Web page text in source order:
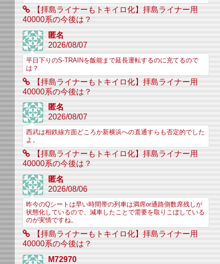
【拝島ライナーもトキイロ化】拝島ライナー用
40000系の今後は？
匿名
2026/08/07
平日下りのS-TRAINを飯能まで延長運転するのに充てるので
は？
【拝島ライナーもトキイロ化】拝島ライナー用
40000系の今後は？
匿名
2026/08/07
西武は相鉄線方面どころか新横浜への直通すらも否定的でした
よ。
【拝島ライナーもトキイロ化】拝島ライナー用
40000系の今後は？
匿名
2026/08/06
昨今のQシートは早い時間帯の列車は満席or通路側数席残しが
状態化しているので、減車したことで需要を取りこぼしている
のが実情ですね。
【拝島ライナーもトキイロ化】拝島ライナー用
40000系の今後は？
M72970